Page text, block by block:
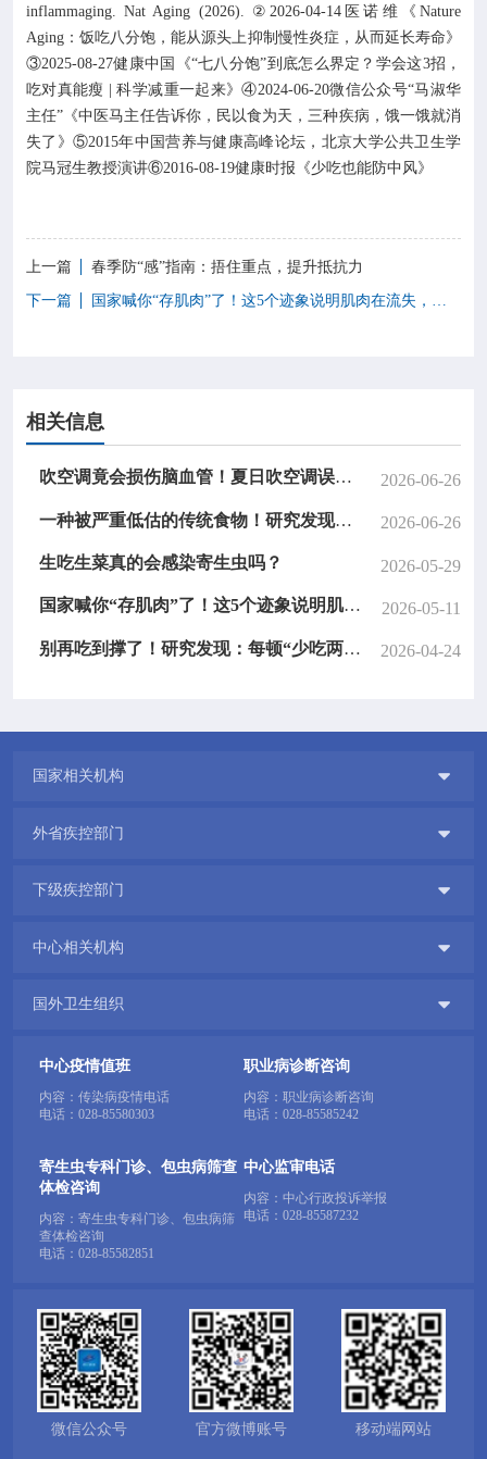
inflammaging. Nat Aging (2026). ②2026-04-14医诺维《Nature
Aging：饭吃八分饱，能从源头上抑制慢性炎症，从而延长寿命》
③2025-08-27健康中国《“七八分饱”到底怎么界定？学会这3招，
吃对真能瘦 | 科学减重一起来》④2024-06-20微信公众号“马淑华
主任”《中医马主任告诉你，民以食为天，三种疾病，饿一饿就消
失了》⑤2015年中国营养与健康高峰论坛，北京大学公共卫生学
院马冠生教授演讲⑥2016-08-19健康时报《少吃也能防中风》
上一篇
春季防“感”指南：捂住重点，提升抵抗力
下一篇
相关信息
吹空调竟会损伤脑血管！夏日吹空调误区，很多人天天在犯→ 2026-06-26
一种被严重低估的传统食物！研究发现：日常吃点，降低身体19种炎症指标 2026-06-26
生吃生菜真的会感染寄生虫吗？ 2026-05-29
国家喊你“存肌肉”了！这5个迹象说明肌肉在流失，第3个太常见 2026-05-11
别再吃到撑了！研究发现：每顿“少吃两口”，身体炎症少了，全身受益 2026-04-24
国家相关机构 
外省疾控部门 
下级疾控部门 
中心相关机构 
国外卫生组织 
中心疫情值班
内容：传染病疫情电话
电话： 028-85580303
职业病诊断咨询
内容：职业病诊断咨询
电话： 028-85585242
寄生虫专科门诊、包虫病筛查
体检咨询
内容：寄生虫专科门诊、包虫病筛
查体检咨询
电话： 028-85582851
中心监审电话
内容：中心行政投诉举报
电话： 028-85587232
微信公众号 官方微博账号 移动端网站